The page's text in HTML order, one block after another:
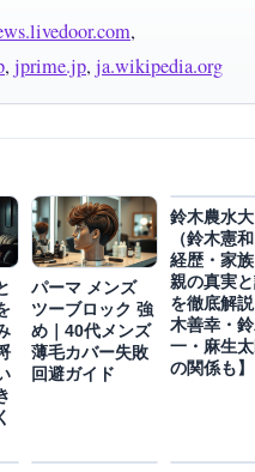
,
, jprime.jp, ja.wikipedia.org
パーマ メンズ
ツーブロック 強
め｜40代メンズ
薄毛カバー失敗
回避ガイド
鈴木農水
（鈴木憲
経歴・家
親の真実
を徹底解
木善幸・
一・麻生
の関係も】